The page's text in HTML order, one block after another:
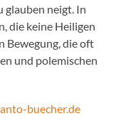
glauben neigt. In
die keine Heiligen
Bewegung, die oft
und polemischen
buecher.de